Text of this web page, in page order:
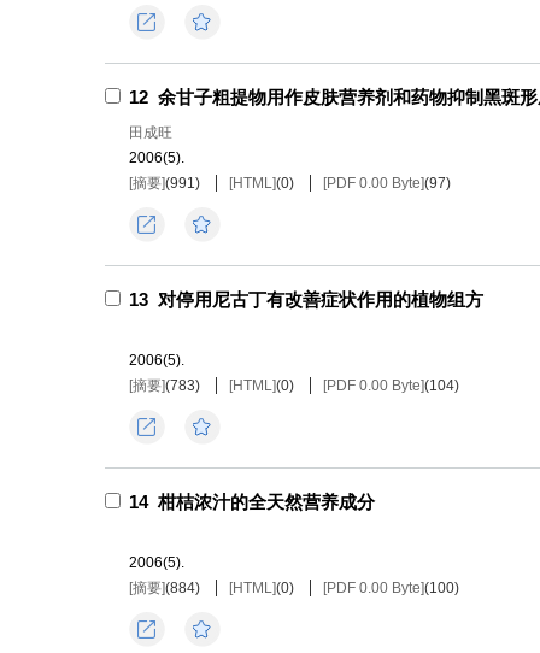
12 余甘子粗提物用作皮肤营养剂和药物抑制黑斑
田成旺
2006(5).
[摘要](991) [HTML](0) [PDF 0.00 Byte](97)
13 对停用尼古丁有改善症状作用的植物组方
2006(5).
[摘要](783) [HTML](0) [PDF 0.00 Byte](104)
14 柑桔浓汁的全天然营养成分
2006(5).
[摘要](884) [HTML](0) [PDF 0.00 Byte](100)